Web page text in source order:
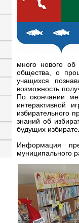
много нового
общества, о
учащихся
возможность
По окончании
интерактивной
избирательного
знаний об
будущих
Информация
муниципального